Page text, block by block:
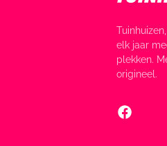
elk jaar
plekken.
origineel.